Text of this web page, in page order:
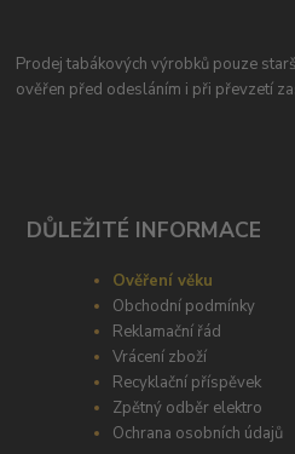
Prodej tabákových výrobků pouze
ověřen před odesláním i při převzetí
DŮLEŽITÉ INFORMACE
Ověření věku
Obchodní podmínky
Reklamační řád
Vrácení zboží
Recyklační příspěvek
Zpětný odběr elektro
Ochrana osobních údajů